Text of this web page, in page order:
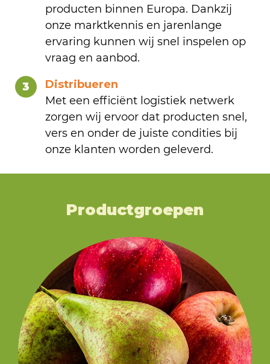
producten binnen Europa. Dankzij
onze marktkennis en jarenlange
ervaring kunnen wij snel inspelen op
vraag en aanbod.
3
Distribueren
Met een efficiënt logistiek netwerk
zorgen wij ervoor dat producten snel,
vers en onder de juiste condities bij
onze klanten worden geleverd.
Productgroepen